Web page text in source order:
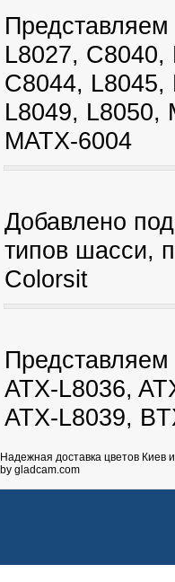
L8027,
С8044, L8045,
L8049, L8050,
MATX-6004
Добавлено
типов шасси,
Colorsit
ATX-L8036,
ATX-L8039,
Надежная доставка цветов Киеви
by gladcam.com